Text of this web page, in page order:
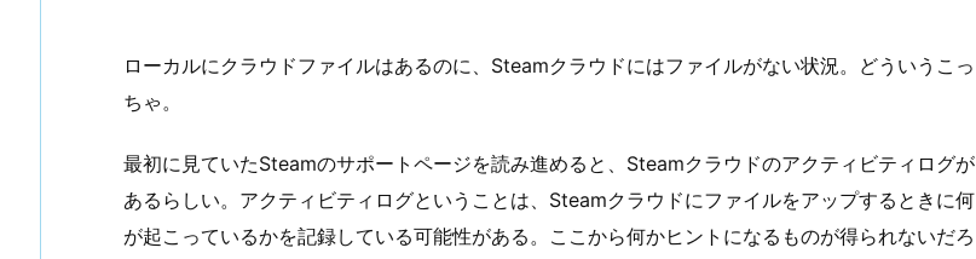
ローカルにクラウドファイルはあるのに、Steamクラウドにはファイルがない状況。どういうこっ
ちゃ。
最初に見ていたSteamのサポートページを読み進めると、Steamクラウドのアクティビティログが
あるらしい。アクティビティログということは、Steamクラウドにファイルをアップするときに何
が起こっているかを記録している可能性がある。ここから何かヒントになるものが得られないだろ